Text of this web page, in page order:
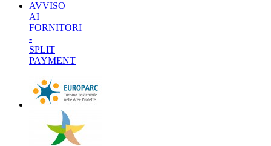
AVVISO
AI
FORNITORI
-
SPLIT
PAYMENT